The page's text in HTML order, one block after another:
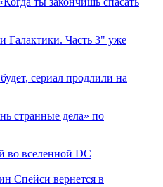
Галактики. Часть 3" уже
сериал продлили на
странные дела» по
вселенной DC
Спейси вернется в